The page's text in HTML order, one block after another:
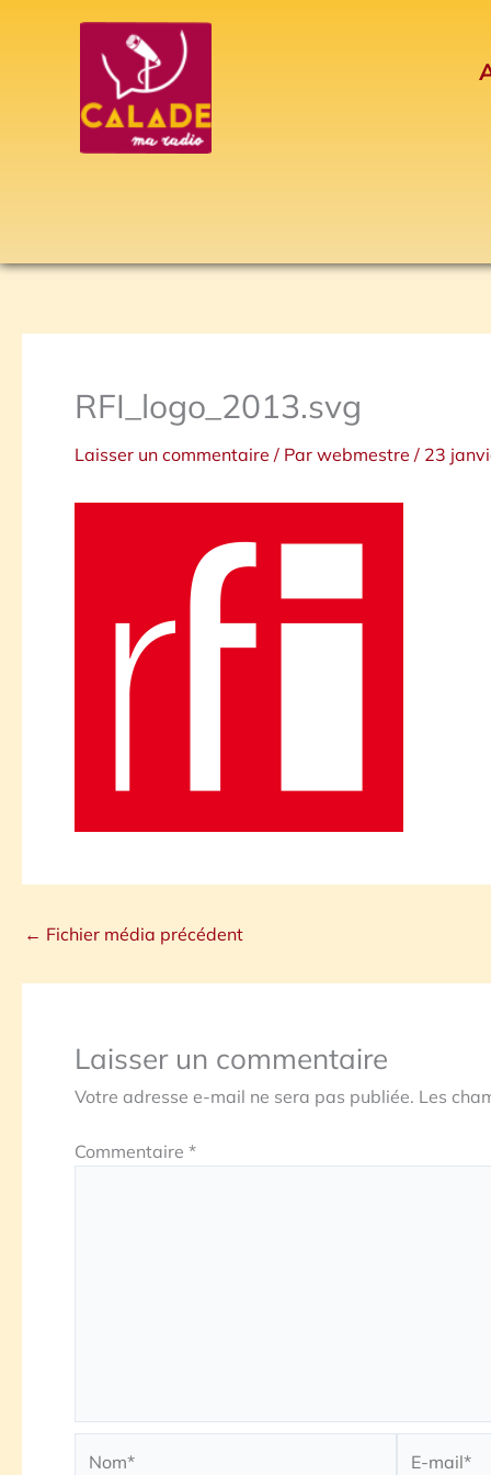
RFI_logo_2013.svg
Laisser un commentaire / Par webmestre / 23
← Fichier média précédent
Laisser un commentaire
Votre adresse e-mail ne sera pas publiée. Les
Commentaire *